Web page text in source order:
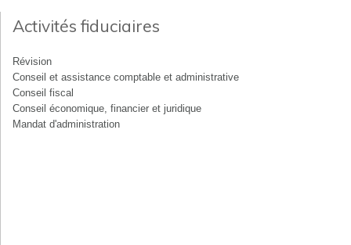
Activités fiduciaires
Révision
Conseil et assistance comptable et administrative
Conseil fiscal
Conseil économique, financier et juridique
Mandat d'administration